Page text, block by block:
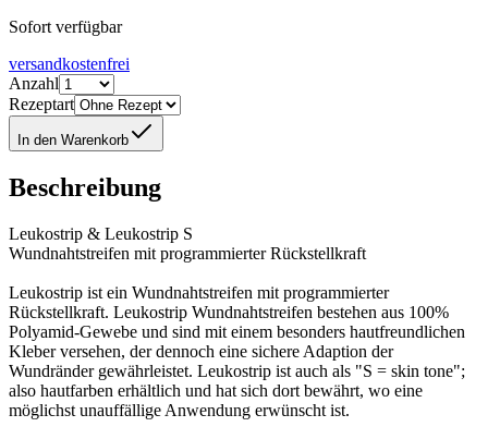
Sofort verfügbar
versandkostenfrei
Anzahl
Rezeptart
In den Warenkorb
Beschreibung
Leukostrip & Leukostrip S
Wundnahtstreifen mit programmierter Rückstellkraft
Leukostrip ist ein Wundnahtstreifen mit programmierter
Rückstellkraft. Leukostrip Wundnahtstreifen bestehen aus 100%
Polyamid-Gewebe und sind mit einem besonders hautfreundlichen
Kleber versehen, der dennoch eine sichere Adaption der
Wundränder gewährleistet. Leukostrip ist auch als "S = skin tone";
also hautfarben erhältlich und hat sich dort bewährt, wo eine
möglichst unauffällige Anwendung erwünscht ist.